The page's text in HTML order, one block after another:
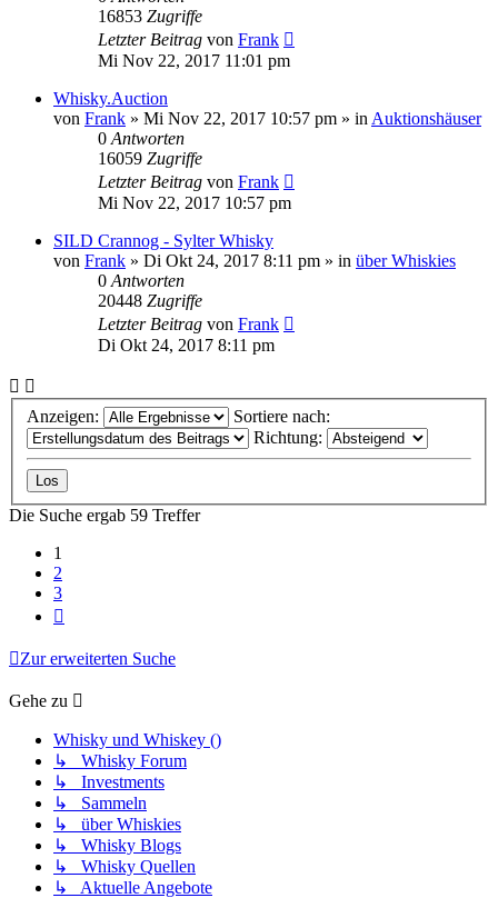
16853 Zugriffe
Letzter Beitrag von Frank
Mi Nov 22, 2017 11:01 pm
Whisky.Auction
von Frank » Mi Nov 22, 2017 10:57 pm » in Auktionshäuser
0 Antworten
16059 Zugriffe
Letzter Beitrag von Frank
Mi Nov 22, 2017 10:57 pm
SILD Crannog - Sylter Whisky
von Frank » Di Okt 24, 2017 8:11 pm » in über Whiskies
0 Antworten
20448 Zugriffe
Letzter Beitrag von Frank
Di Okt 24, 2017 8:11 pm
Anzeigen:
Sortiere nach:
Richtung:
Die Suche ergab 59 Treffer
1
2
3
Zur erweiterten Suche
Gehe zu
Whisky und Whiskey ()
↳ Whisky Forum
↳ Investments
↳ Sammeln
↳ über Whiskies
↳ Whisky Blogs
↳ Whisky Quellen
↳ Aktuelle Angebote